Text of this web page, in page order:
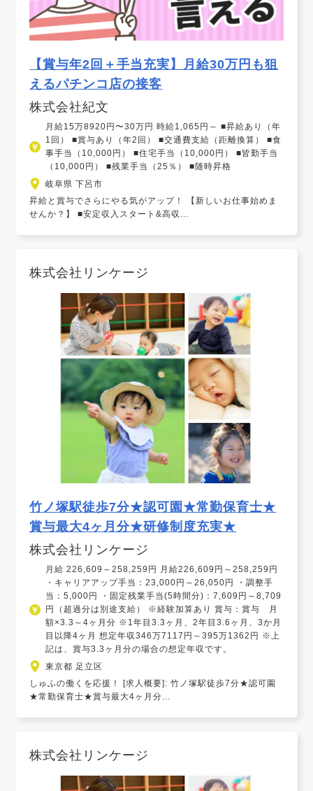
【賞与年2回＋手当充実】月給30万円も狙
えるパチンコ店の接客
株式会社紀文
月給15万8920円〜30万円 時給1,065円～ ■昇給あり（年
1回） ■賞与あり（年2回） ■交通費支給（距離換算） ■食
事手当（10,000円） ■住宅手当（10,000円） ■皆勤手当
（10,000円） ■残業手当（25％） ■随時昇格
岐阜県 下呂市
昇給と賞与でさらにやる気がアップ！ 【新しいお仕事始めま
せんか？】 ■安定収入スタート&高収...
株式会社リンケージ
竹ノ塚駅徒歩7分★認可園★常勤保育士★
賞与最大4ヶ月分★研修制度充実★
株式会社リンケージ
月給 226,609～258,259円 月給226,609円～258,259円
・キャリアアップ手当：23,000円～26,050円 ・調整手
当：5,000円 ・固定残業手当(5時間分)：7,609円～8,709
円（超過分は別途支給） ※経験加算あり 賞与：賞与 月
額×3.3～4ヶ月分 ※1年目3.3ヶ月、2年目3.6ヶ月、3か月
目以降4ヶ月 想定年収346万7117円～395万1362円 ※上
記は、賞与3.3ヶ月分の場合の想定年収です。
東京都 足立区
しゅふの働くを応援！ [求人概要]: 竹ノ塚駅徒歩7分★認可園
★常勤保育士★賞与最大4ヶ月分...
株式会社リンケージ